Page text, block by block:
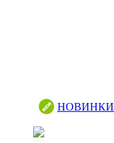
НОВИНКИ